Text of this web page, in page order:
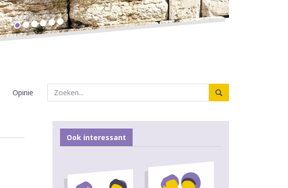
Opinie
Ook interessant